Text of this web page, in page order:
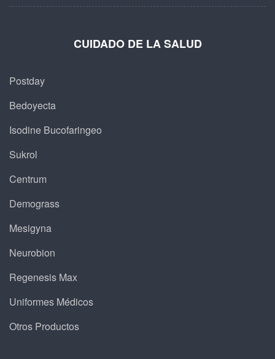
CUIDADO DE LA SALUD
Postday
Bedoyecta
Isodine Bucofaringeo
Sukrol
Centrum
Demograss
Mesigyna
Neurobion
Regenesis Max
Uniformes Médicos
Otros Productos